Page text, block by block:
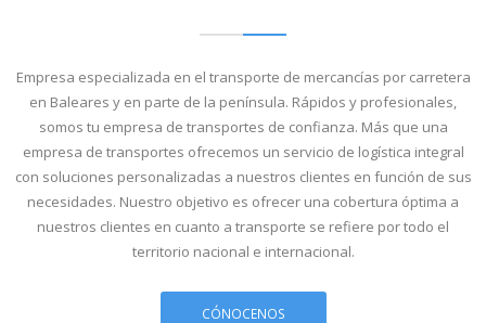
- Transporte de todo tipo de mercancías por
carretera
Empresa especializada en el transporte de mercancías por carretera
en Baleares y en parte de la península. Rápidos y profesionales,
somos tu empresa de transportes de confianza. Más que una
empresa de transportes ofrecemos un servicio de logística integral
con soluciones personalizadas a nuestros clientes en función de sus
necesidades. Nuestro objetivo es ofrecer una cobertura óptima a
nuestros clientes en cuanto a transporte se refiere por todo el
territorio nacional e internacional.
CÓNOCENOS